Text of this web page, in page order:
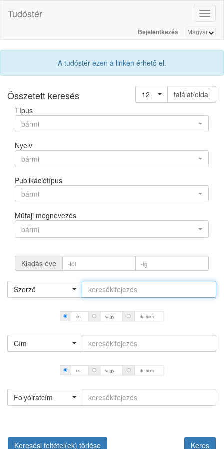
Tudóstér
Bejelentkezés
A tudóstér ezen a linken érhető el.
Összetett keresés 12
találat/oldal
Típus
bármi
Nyelv
bármi
Publikációtípus
bármi
Műfaji megnevezés
bármi
Kiadás éve
Szerző
és vagy de nem
Cím
és vagy de nem
Folyóiratcím
Keresési feltétel(ek) törlése